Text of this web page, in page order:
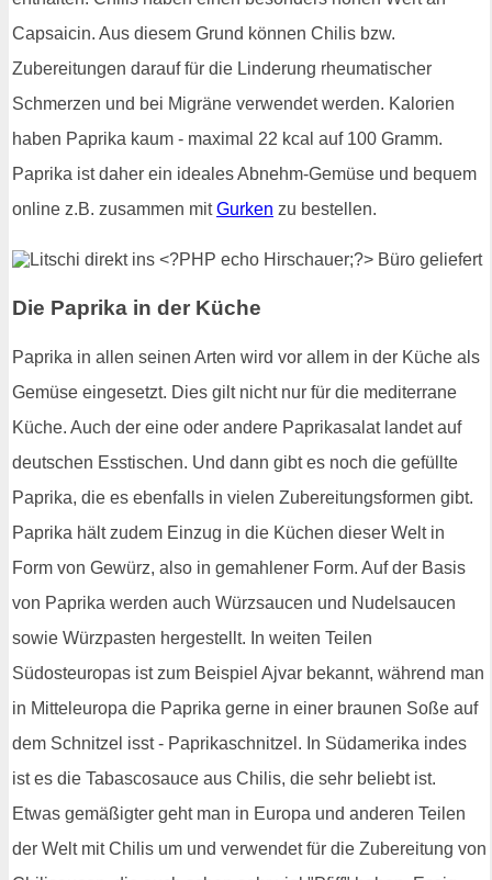
Capsaicin. Aus diesem Grund können Chilis bzw.
Zubereitungen darauf für die Linderung rheumatischer
Schmerzen und bei Migräne verwendet werden. Kalorien
haben Paprika kaum - maximal 22 kcal auf 100 Gramm.
Paprika ist daher ein ideales Abnehm-Gemüse und bequem
online z.B. zusammen mitGurken zu bestellen.
Die Paprika in der Küche
Paprika in allen seinen Arten wird vor allem in der Küche als
Gemüse eingesetzt. Dies gilt nicht nur für die mediterrane
Küche. Auch der eine oder andere Paprikasalat landet auf
deutschen Esstischen. Und dann gibt es noch die gefüllte
Paprika, die es ebenfalls in vielen Zubereitungsformen gibt.
Paprika hält zudem Einzug in die Küchen dieser Welt in
Form von Gewürz, also in gemahlener Form. Auf der Basis
von Paprika werden auch Würzsaucen und Nudelsaucen
sowie Würzpasten hergestellt. In weiten Teilen
Südosteuropas ist zum Beispiel Ajvar bekannt, während man
in Mitteleuropa die Paprika gerne in einer braunen Soße auf
dem Schnitzel isst - Paprikaschnitzel. In Südamerika indes
ist es die Tabascosauce aus Chilis, die sehr beliebt ist.
Etwas gemäßigter geht man in Europa und anderen Teilen
der Welt mit Chilis um und verwendet für die Zubereitung von